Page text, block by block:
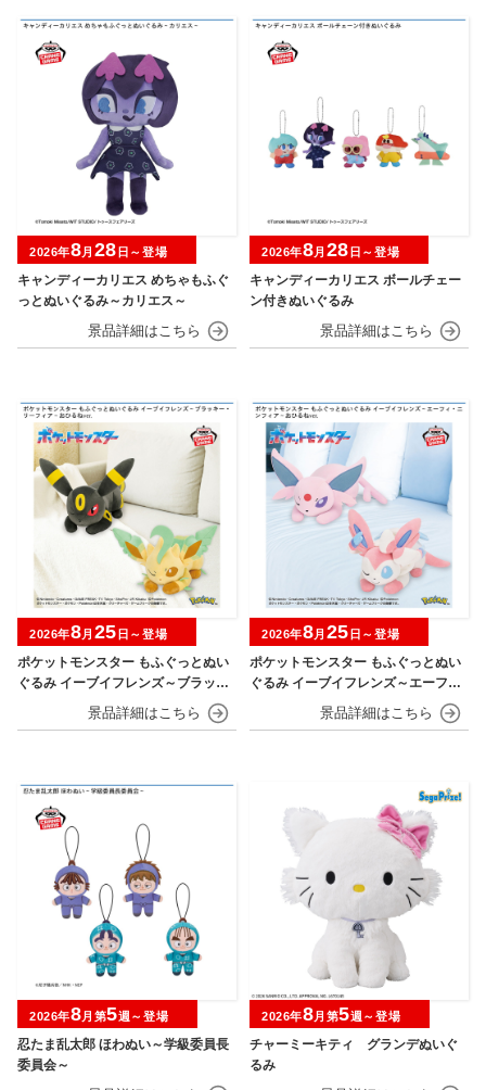
キャンディーカリエス めちゃもふぐ
っとぬいぐるみ～カリエス～
2026年8月 28 日～登場
キャンディーカリエス ボールチェー
ン付きぬいぐるみ
2026年8月 28 日～登場
ポケットモンスター もふぐっとぬい
ぐるみ イーブイフレンズ～ブラッキ
ー・リーフィア～おひるねver.
2026年8月 25 日～登場
ポケットモンスター もふぐっとぬい
ぐるみ イーブイフレンズ～エーフ
ィ・ニンフィア～おひるねver.
2026年8月 25 日～登場
忍たま乱太郎 ほわぬい～学級委員長
委員会～
2026年8月第5週～登場
チャーミーキティ グランデぬいぐ
るみ
2026年8月第5週～登場